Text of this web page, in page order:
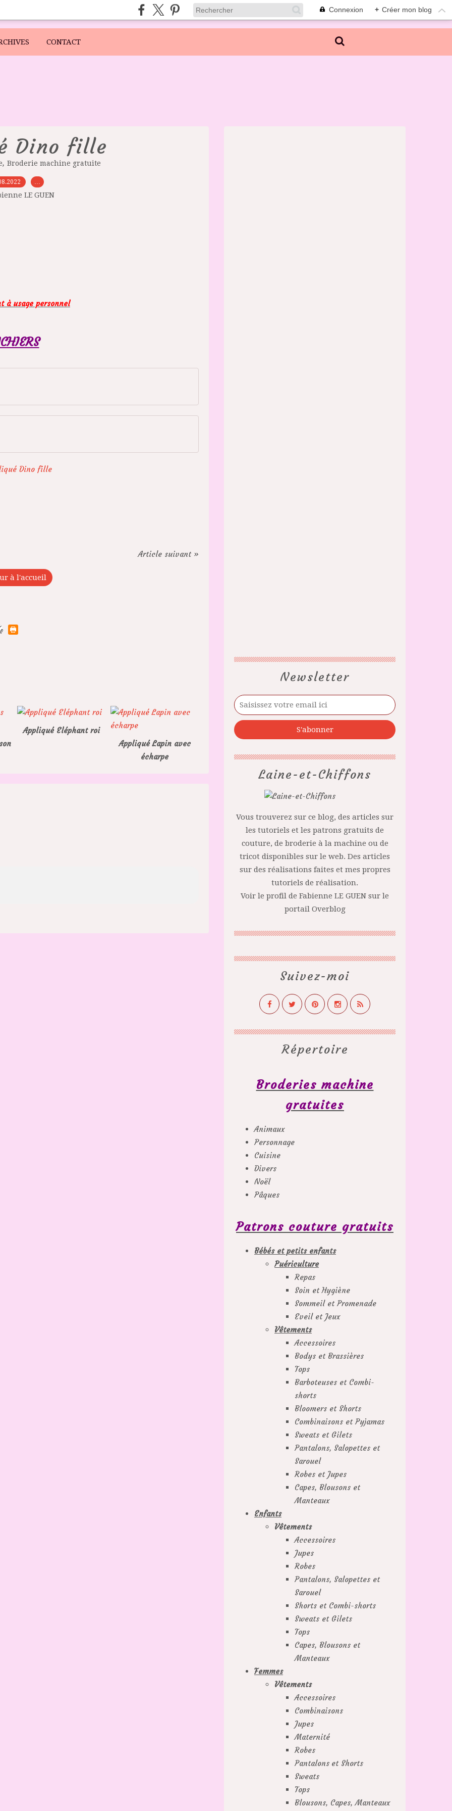
Connexion + Créer mon blog
CONTACT
Dino fille
, Broderie machine gratuite
…
LE GUEN
à usage personnel
Article suivant »
à l'accueil
Appliqué Eléphant roi
Appliqué Lapin avec
écharpe
Newsletter
Laine-et-Chiffons
Vous trouverez sur ce blog, des articles sur
les tutoriels et les patrons gratuits de
couture, de broderie à la machine ou de
tricot disponibles sur le web. Des articles
sur des réalisations faites et mes propres
tutoriels de réalisation.
Voir le profil de Fabienne LE GUEN sur le
portail Overblog
Suivez-moi
Répertoire
Broderies machine
gratuites
Animaux
Personnage
Cuisine
Divers
Noël
Pâques
Patrons couture gratuits
Bébés et petits enfants
Puériculture
Repas
Soin et Hygiène
Sommeil et Promenade
Eveil et Jeux
Vêtements
Accessoires
Bodys et Brassières
Tops
Barboteuses et Combi-
shorts
Bloomers et Shorts
Combinaisons et Pyjamas
Sweats et Gilets
Pantalons, Salopettes et
Sarouel
Robes et Jupes
Capes, Blousons et
Manteaux
Enfants
Vêtements
Accessoires
Jupes
Robes
Pantalons, Salopettes et
Sarouel
Shorts et Combi-shorts
Sweats et Gilets
Tops
Capes, Blousons et
Manteaux
Femmes
Vêtements
Accessoires
Combinaisons
Jupes
Maternité
Robes
Pantalons et Shorts
Sweats
Tops
Blousons, Capes, Manteaux